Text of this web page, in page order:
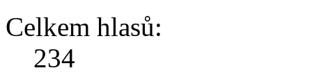
Celkem hlasů:
234